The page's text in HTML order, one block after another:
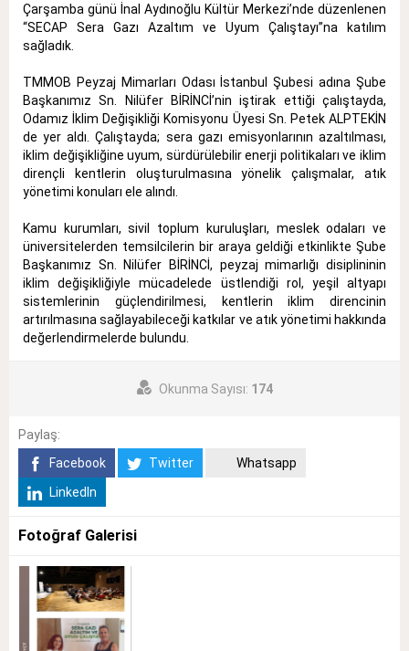
Çarşamba günü İnal Aydınoğlu Kültür Merkezi’nde düzenlenen
“SECAP Sera Gazı Azaltım ve Uyum Çalıştayı”na katılım
sağladık.
TMMOB Peyzaj Mimarları Odası İstanbul Şubesi adına Şube
Başkanımız Sn. Nilüfer BİRİNCİ’nin iştirak ettiği çalıştayda,
Odamız İklim Değişikliği Komisyonu Üyesi Sn. Petek ALPTEKİN
de yer aldı. Çalıştayda; sera gazı emisyonlarının azaltılması,
iklim değişikliğine uyum, sürdürülebilir enerji politikaları ve iklim
dirençli kentlerin oluşturulmasına yönelik çalışmalar, atık
yönetimi konuları ele alındı.
Kamu kurumları, sivil toplum kuruluşları, meslek odaları ve
üniversitelerden temsilcilerin bir araya geldiği etkinlikte Şube
Başkanımız Sn. Nilüfer BİRİNCİ, peyzaj mimarlığı disiplininin
iklim değişikliğiyle mücadelede üstlendiği rol, yeşil altyapı
sistemlerinin güçlendirilmesi, kentlerin iklim direncinin
artırılmasına sağlayabileceği katkılar ve atık yönetimi hakkında
değerlendirmelerde bulundu.
Okunma Sayısı: 174
Paylaş:
Facebook
Twitter
Whatsapp
LinkedIn
Fotoğraf Galerisi